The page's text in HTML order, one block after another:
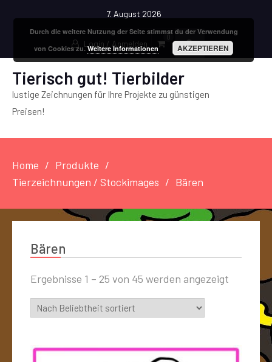
7. August 2026
Login / Anmelden
0
Tierisch gut! Tierbilder
lustige Zeichnungen für Ihre Projekte zu günstigen
Preisen!
Home
Produkte
Tierzeichnungen / Stockimages
Bären
Bären
Ergebnisse 1 – 25 von 45 werden angezeigt
Durch die weitere Nutzung der Seite stimmst du der Verwendung
von Cookies zu.Weitere Informationen AKZEPTIEREN